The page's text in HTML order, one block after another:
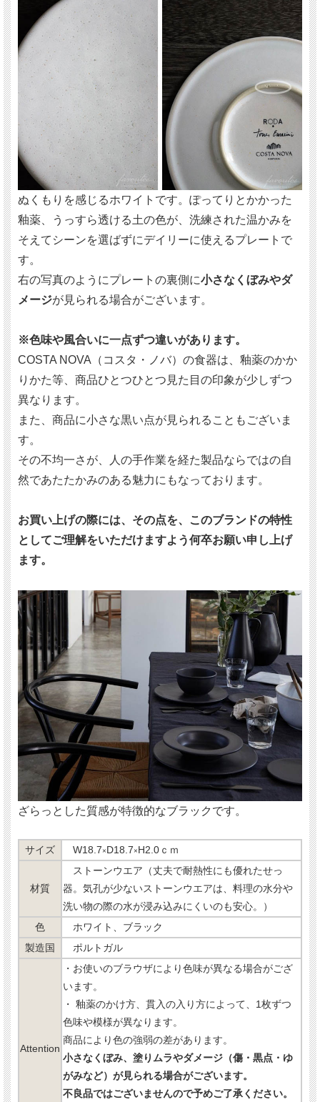
ぬくもりを感じるホワイトです。ぽってりとかかった
釉薬、うっすら透ける土の色が、洗練された温かみを
そえてシーンを選ばずにデイリーに使えるプレートで
す。
右の写真のようにプレートの裏側に小さなくぼみやダ
メージが見られる場合がございます。
※色味や風合いに一点ずつ違いがあります。
COSTA NOVA（コスタ・ノバ）の食器は、釉薬のかか
りかた等、商品ひとつひとつ見た目の印象が少しずつ
異なります。
また、商品に小さな黒い点が見られることもございま
す。
その不均一さが、人の手作業を経た製品ならではの自
然であたたかみのある魅力にもなっております。
お買い上げの際には、その点を、このブランドの特性
としてご理解をいただけますよう何卒お願い申し上げ
ます。
ざらっとした質感が特徴的なブラックです。
サイズ W18.7×D18.7×H2.0ｃｍ
材質
ストーンウエア（丈夫で耐熱性にも優れたせっ
器。気孔が少ないストーンウエアは、料理の水分や
洗い物の際の水が浸み込みにくいのも安心。）
色
ホワイト、ブラック
製造国
ポルトガル
Attention
・お使いのブラウザにより色味が異なる場合がござ
います。
・ 釉薬のかけ方、貫入の入り方によって、1枚ずつ
色味や模様が異なります。
商品により色の強弱の差があります。
小さなくぼみ、塗りムラやダメージ（傷・黒点・ゆ
がみなど）が見られる場合がございます。
不良品ではございませんので予めご了承ください。